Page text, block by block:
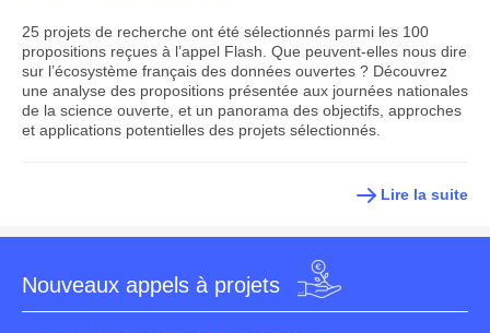
25 projets de recherche ont été sélectionnés parmi les 100
propositions reçues à l’appel Flash. Que peuvent-elles nous dire
sur l’écosystème français des données ouvertes ? Découvrez
une analyse des propositions présentée aux journées nationales
de la science ouverte, et un panorama des objectifs, approches
et applications potentielles des projets sélectionnés.
Lire la suite
Nouveaux appels à projets